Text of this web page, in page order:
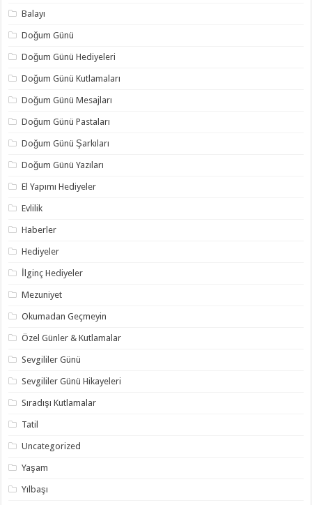
Balayı
Doğum Günü
Doğum Günü Hediyeleri
Doğum Günü Kutlamaları
Doğum Günü Mesajları
Doğum Günü Pastaları
Doğum Günü Şarkıları
Doğum Günü Yazıları
El Yapımı Hediyeler
Evlilik
Haberler
Hediyeler
İlginç Hediyeler
Mezuniyet
Okumadan Geçmeyin
Özel Günler & Kutlamalar
Sevgililer Günü
Sevgililer Günü Hikayeleri
Sıradışı Kutlamalar
Tatil
Uncategorized
Yaşam
Yılbaşı